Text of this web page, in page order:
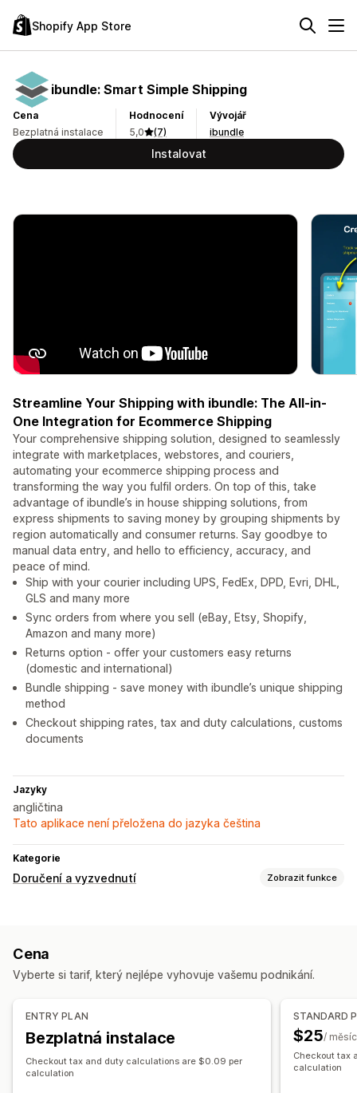
Shopify App Store
ibundle: Smart Simple Shipping
Cena
Bezplatná instalace
Hodnocení
5,0
(7)
Vývojář
ibundle
Instalovat
Streamline Your Shipping with ibundle: The All-in-
One Integration for Ecommerce Shipping
Your comprehensive shipping solution, designed to seamlessly
integrate with marketplaces, webstores, and couriers,
automating your ecommerce shipping process and
transforming the way you fulfil orders. On top of this, take
advantage of ibundle’s in house shipping solutions, from
express shipments to saving money by grouping shipments by
region automatically and consumer returns. Say goodbye to
manual data entry, and hello to efficiency, accuracy, and
peace of mind.
Ship with your courier including UPS, FedEx, DPD, Evri, DHL,
GLS and many more
Sync orders from where you sell (eBay, Etsy, Shopify,
Amazon and many more)
Returns option - offer your customers easy returns
(domestic and international)
Bundle shipping - save money with ibundle’s unique shipping
method
Checkout shipping rates, tax and duty calculations, customs
documents
Jazyky
angličtina
Tato aplikace není přeložena do jazyka čeština
Kategorie
Doručení a vyzvednutí Zobrazit funkce
Sledování v reálném čase
Mapa doručení
E-mailová oznámení
Sledování objednávek Doklad o doručení
Stránky pro sledování
Cena
Vyberte si tarif, který nejlépe vyhovuje vašemu podnikání.
ENTRY PLAN
Bezplatná instalace
Checkout tax and duty calculations are $0.09 per
calculation
STANDARD
$25/ měsíc
Checkout tax
calculation